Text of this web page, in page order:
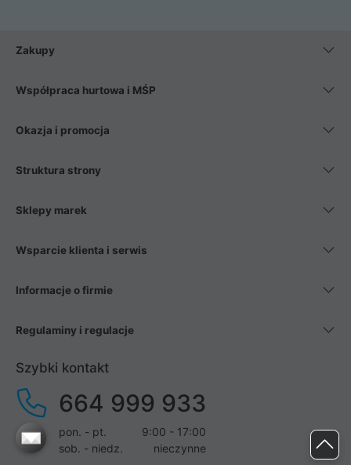
Zakupy
Współpraca hurtowa i MŚP
Okazja i promocja
Struktura strony
Sklepy marek
Wsparcie klienta i serwis
Informacje o firmie
Regulaminy i regulacje
Szybki kontakt
664 999 933
pon. - pt.
9:00 - 17:00
sob. - niedz.
nieczynne